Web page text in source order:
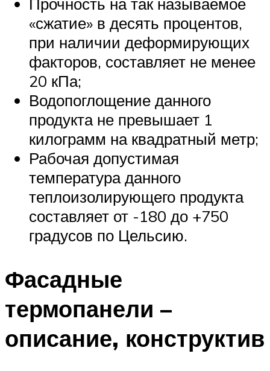
«сжатие» в десять процентов,
при наличии деформирующих
факторов, составляет не менее
20 кПа;
Водопоглощение данного
продукта не превышает 1
килограмм на квадратный метр;
Рабочая допустимая
температура данного
теплоизолирующего продукта
составляет от -180 до +750
градусов по Цельсию.
Фасадные
термопанели –
описание, конструктив